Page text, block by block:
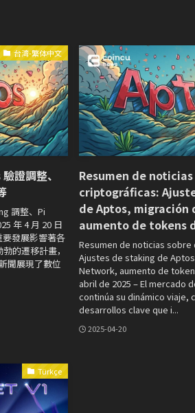
台湾-繁体中文
證調整、
調整、Pi
年 4 月 20 日
發展影響著各
的遷移計畫，
聞展現了數位
Resumen de noticias
criptográficas:
de Aptos, migración
aumento de tokens
Resumen de noticias
Ajustes de staking de
Network, aumento de
abril de 2025 – El mercado
continúa su dinámico viaje,
desarrollos clave que i...
2025-04-20
Türkçe